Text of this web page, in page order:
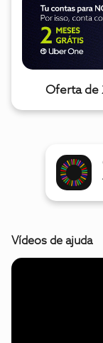
Oferta de
Vídeos de ajuda